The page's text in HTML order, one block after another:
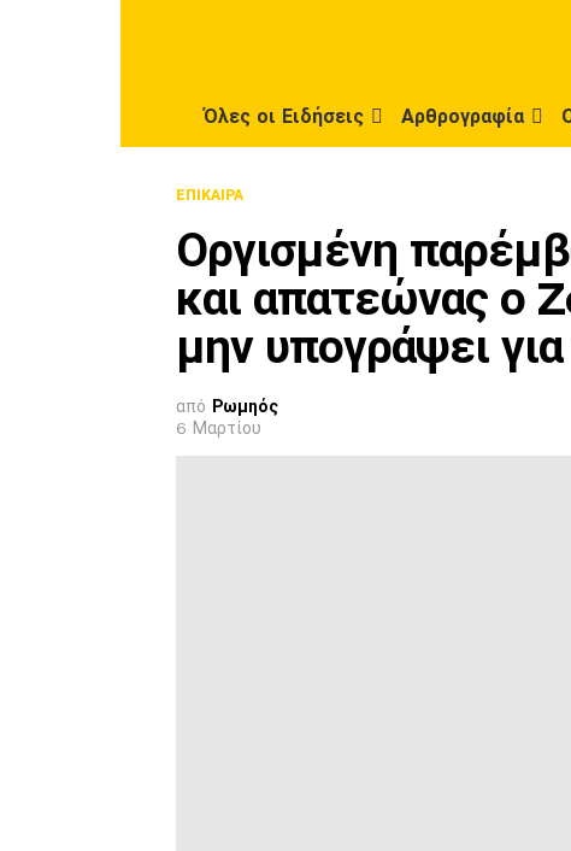
Όλες οι Ειδήσεις Αρθρογραφία
ΕΠΊΚΑΙΡΑ
Οργισμένη
και απατεώνας ο
μην υπογράψει
από Ρωμηός
6 Μαρτίου